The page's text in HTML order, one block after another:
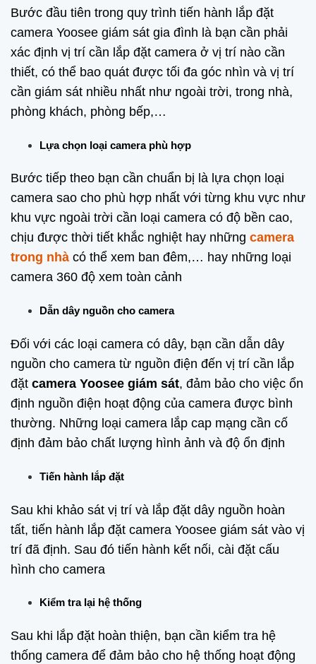
Bước đầu tiên trong quy trình tiến hành lắp đặt
camera Yoosee giám sát gia đình là bạn cần phải
xác định vị trí cần lắp đặt camera ở vị trí nào cần
thiết, có thể bao quát được tối đa góc nhìn và vị trí
cần giám sát nhiều nhất như ngoài trời, trong nhà,
phòng khách, phòng bếp,…
Lựa chọn loại camera phù hợp
Bước tiếp theo bạn cần chuẩn bị là lựa chọn loại
camera sao cho phù hợp nhất với từng khu vực như
khu vực ngoài trời cần loại camera có độ bền cao,
chịu được thời tiết khắc nghiệt hay những camera
trong nhà có thể xem ban đêm,… hay những loại
camera 360 độ xem toàn cảnh
Dẫn dây nguồn cho camera
Đối với các loại camera có dây, bạn cần dẫn dây
nguồn cho camera từ nguồn điện đến vị trí cần lắp
đặt camera Yoosee giám sát, đảm bảo cho việc ổn
định nguồn điện hoạt động của camera được bình
thường. Những loại camera lắp cap mạng cần cố
định đảm bảo chất lượng hình ảnh và độ ổn định
Tiến hành lắp đặt
Sau khi khảo sát vị trí và lắp đặt dây nguồn hoàn
tất, tiến hành lắp đặt camera Yoosee giám sát vào vị
trí đã định. Sau đó tiến hành kết nối, cài đặt cấu
hình cho camera
Kiểm tra lại hệ thống
Sau khi lắp đặt hoàn thiện, bạn cần kiểm tra hệ
thống camera để đảm bảo cho hệ thống hoạt động